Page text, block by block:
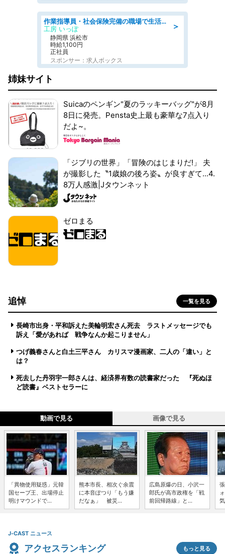
＞
作業指導員・社会保険完備の職場で生活支援員
工房 いっぽ
静岡県 浜松市
時給1,100円
正社員
スポンサー：求人ボックス
姉妹サイト
Suicaのペンギン"夏のラッキーバッグ"が8月
8日に発売。Pensta史上最も豪華な7点入り
だよ~。
「ジブリの世界」「冒険のはじまりだ!」 夫
が撮影した〝1歳娘の後ろ姿〟が良すぎて...4.
8万人感激|Jタウンネット
ゼロまる
追悼 一覧を見る
長崎市出身・平和訴えた美輪明宏さん死去 ラストメッセージでも
訴え「愛があれば 戦争なんか起こりません」
つげ義春さんと白土三平さん カリスマ漫画家、二人の「違い」と
は？
死去した丹羽宇一郎さんは、経済界有数の読書家だった 『死ぬほ
ど読書』ベストセラーに
動画で見る 画像で見る
「異物使用疑惑」元韓
国セーブ王、出場停止
明けマウンドで...
熊本市長、相次ぐ余震
に本音ぽつり「もう嫌
だなぁ」 被災...
広島原爆の日、小沢一
郎氏が高市政権を「戦
前回帰路線」と...
J-CAST ニュース
アクセスランキング もっと見る